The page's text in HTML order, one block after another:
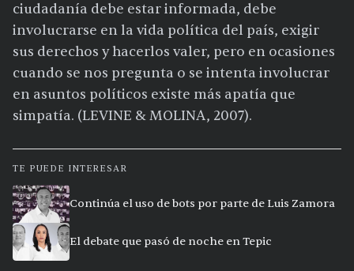
ciudadanía debe estar informada, debe
involucrarse en la vida política del país, exigir
sus derechos y hacerlos valer, pero en ocasiones
cuando se nos pregunta o se intenta involucrar
en asuntos políticos existe más apatía que
simpatía. (LEVINE & MOLINA, 2007).
TE PUEDE INTERESAR
Continúa el uso de bots por parte de Luis Zamora
El debate que pasó de noche en Tepic